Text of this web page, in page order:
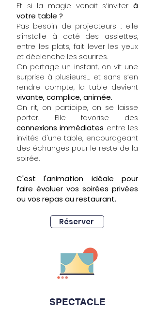
Et si la magie venait s’inviter à
votre table ?
Pas besoin de projecteurs : elle
s’installe à coté des assiettes,
entre les plats, fait lever les yeux
et déclenche les sourires.
On partage un instant, on vit une
surprise à plusieurs… et sans s’en
rendre compte, la table devient
vivante, complice, animée.
On rit, on participe, on se laisse
porter. Elle favorise des
connexions immédiates entre les
invités d'une table, encourageant
des échanges pour le reste de la
soirée.
C'est l'animation idéale pour
faire évoluer vos soirées privées
ou vos repas au restaurant.
Réserver
SPECTACLE